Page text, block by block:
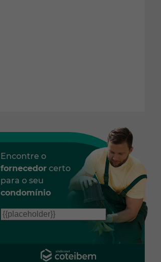
Encontre o
fornecedor certo
para o seu
condomínio